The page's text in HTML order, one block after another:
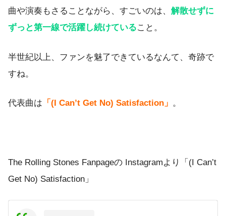
曲や演奏もさることながら、すごいのは、 解散せずに
ずっと第一線で活躍し続けていること。
半世紀以上、ファンを魅了できているなんて、奇跡で
すね。
代表曲は 「(I Can’t Get No) Satisfaction」 。
The Rolling Stones Fanpageの Instagramより「(I Can’t
Get No) Satisfaction」